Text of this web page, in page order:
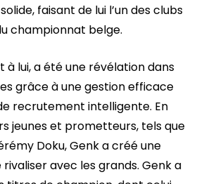
faisant de lui l’un des clubs
championnat belge.
à lui, a été une révélation dans
grâce à une gestion efficace
recrutement intelligente. En
jeunes et prometteurs, tels que
Doku, Genk a créé une
avec les grands. Genk a